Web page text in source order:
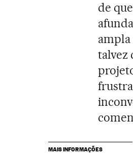
de
talvez
MAIS INFORMAÇÕES